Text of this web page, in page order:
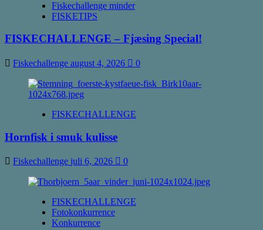
Fiskechallenge minder
FISKETIPS
FISKECHALLENGE – Fjæsing Special!
Fiskechallenge august 4, 2026 0
FISKECHALLENGE
Hornfisk i smuk kulisse
Fiskechallenge juli 6, 2026 0
FISKECHALLENGE
Fotokonkurrence
Konkurrence